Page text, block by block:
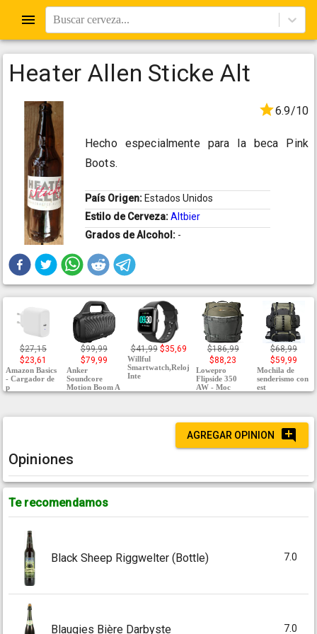
Buscar cerveza...
Heater Allen Sticke Alt
6.9/10
Hecho especialmente para la beca Pink
Boots.
País Origen: Estados Unidos
Estilo de Cerveza:Altbier
Grados de Alcohol: -
$27,15
$23,61
Amazon Basics
- Cargador de
p
$99,99
$79,99
Anker
Soundcore
Motion Boom A
$41,99 $35,69
Willful
Smartwatch,Reloj
Inte
$186,99
$88,23
Lowepro
Flipside 350
AW - Moc
$68,99
$59,99
Mochila de
senderismo con
est
AGREGAR OPINION
Opiniones
Te recomendamos
Black Sheep Riggwelter (Bottle) 7.0
Blaugies Bière Darbyste 7.0